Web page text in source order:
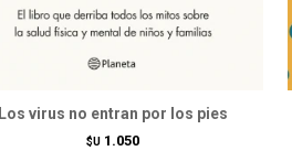
Los virus no entran por los pies
$U 1.050